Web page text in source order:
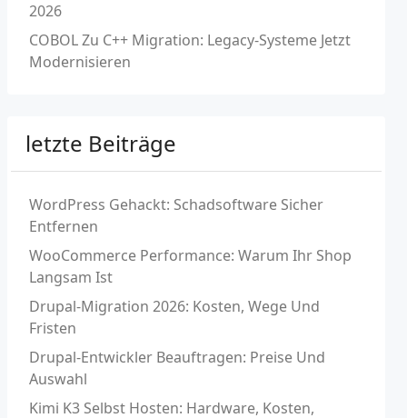
2026
COBOL Zu C++ Migration: Legacy-Systeme Jetzt
Modernisieren
letzte Beiträge
WordPress Gehackt: Schadsoftware Sicher
Entfernen
WooCommerce Performance: Warum Ihr Shop
Langsam Ist
Drupal-Migration 2026: Kosten, Wege Und
Fristen
Drupal-Entwickler Beauftragen: Preise Und
Auswahl
Kimi K3 Selbst Hosten: Hardware, Kosten,